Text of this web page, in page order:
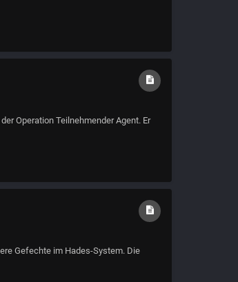
Operation Teilnehmender Agent. Er
Gefechte im Hades-System. Die